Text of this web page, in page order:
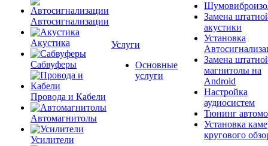
Автосигнализации
Акустика
Сабвуферы
Провода и Кабели
Автомагнитолы
Усилители
Услуги
Основные
услуги
Замена
акустики
Установка
Замена
магнитолы на
Android
Настройка
аудиосистем
Тюнинг
Установка
кругового